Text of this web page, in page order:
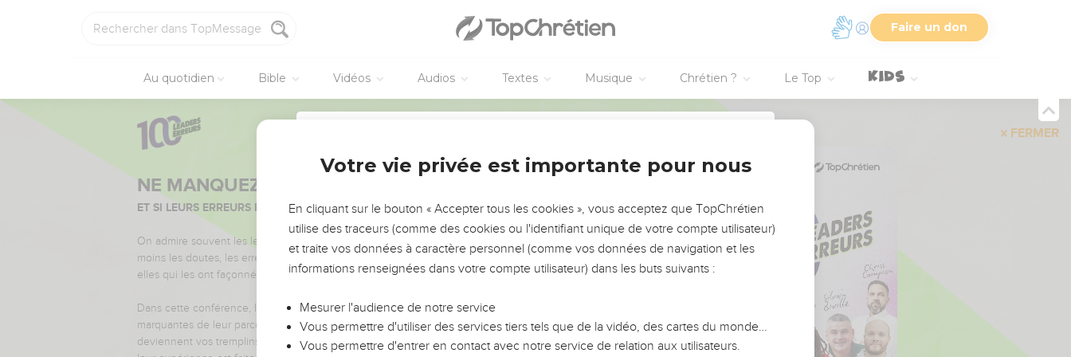
Faire un don
Au quotidien Bible Vidéos Audios Textes Musique Chrétien ? Le Top
FERMER
NE MANQUEZ PAS L’ÉVÉNEMENT DE L’ANNÉE !
ET SI LEURS ERREURS POUVAIENT VOUS ÉVITER LES VOTRES ?
On admire souvent les leaders pour leurs réussites, leur impact, leur foi ou leur vision. Mais on voit
moins les doutes, les erreurs et les saisons difficiles qu'ils ont traversés, alors même que ce sont
elles qui les ont façonnés.
Dans cette conférence, leaders, entrepreneurs, et responsables reviennent sur les erreurs
marquantes de leur parcours et les clés pour avancer avec plus de sagesse afin que leurs erreurs
deviennent vos tremplins. Que vous guidiez un ministère, une équipe, un groupe ou une famille,
Partager par email
Nom du destinataire :
Email du(des) destinataire(s) (max 10) :
Votre vie privée est importante pour nous
En cliquant sur le bouton « Accepter tous les cookies », vous acceptez que TopChrétien
utilise des traceurs (comme des cookies ou l'identifiant unique de votre compte utilisateur)
et traite vos données à caractère personnel (comme vos données de navigation et les
informations renseignées dans votre compte utilisateur) dans les buts suivants :
Mesurer l'audience de notre service
Vous permettre d'utiliser des services tiers tels que de la vidéo, des cartes du monde…
Vous permettre d'entrer en contact avec notre service de relation aux utilisateurs.